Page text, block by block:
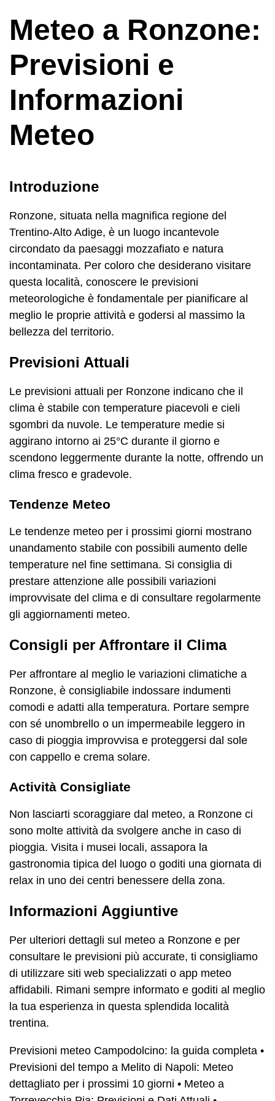
Meteo a Ronzone:
Previsioni e
Informazioni
Meteo
Introduzione
Ronzone, situata nella magnifica regione del
Trentino-Alto Adige, è un luogo incantevole
circondato da paesaggi mozzafiato e natura
incontaminata. Per coloro che desiderano visitare
questa località, conoscere le previsioni
meteorologiche è fondamentale per pianificare al
meglio le proprie attività e godersi al massimo la
bellezza del territorio.
Previsioni Attuali
Le previsioni attuali per Ronzone indicano che il
clima è stabile con temperature piacevoli e cieli
sgombri da nuvole. Le temperature medie si
aggirano intorno ai 25°C durante il giorno e
scendono leggermente durante la notte, offrendo un
clima fresco e gradevole.
Tendenze Meteo
Le tendenze meteo per i prossimi giorni mostrano
unandamento stabile con possibili aumento delle
temperature nel fine settimana. Si consiglia di
prestare attenzione alle possibili variazioni
improvvisate del clima e di consultare regolarmente
gli aggiornamenti meteo.
Consigli per Affrontare il Clima
Per affrontare al meglio le variazioni climatiche a
Ronzone, è consigliabile indossare indumenti
comodi e adatti alla temperatura. Portare sempre
con sé unombrello o un impermeabile leggero in
caso di pioggia improvvisa e proteggersi dal sole
con cappello e crema solare.
Actività Consigliate
Non lasciarti scoraggiare dal meteo, a Ronzone ci
sono molte attività da svolgere anche in caso di
pioggia. Visita i musei locali, assapora la
gastronomia tipica del luogo o goditi una giornata di
relax in uno dei centri benessere della zona.
Informazioni Aggiuntive
Per ulteriori dettagli sul meteo a Ronzone e per
consultare le previsioni più accurate, ti consigliamo
di utilizzare siti web specializzati o app meteo
affidabili. Rimani sempre informato e goditi al meglio
la tua esperienza in questa splendida località
trentina.
Previsioni meteo Campodolcino: la guida completa •
Previsioni del tempo a Melito di Napoli: Meteo
dettagliato per i prossimi 10 giorni • Meteo a